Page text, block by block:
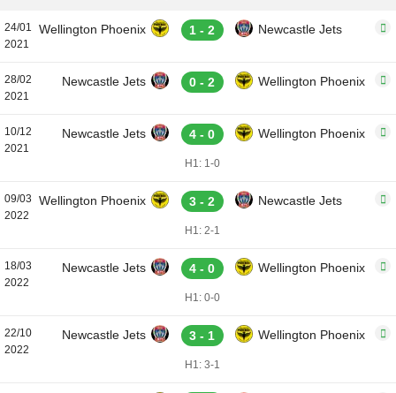
24/01
2021
Wellington Phoenix 1 - 2 Newcastle Jets
28/02
2021
Newcastle Jets 0 - 2 Wellington Phoenix
10/12
2021
Newcastle Jets 4 - 0 Wellington Phoenix
H1: 1-0
09/03
2022
Wellington Phoenix 3 - 2 Newcastle Jets
H1: 2-1
18/03
2022
Newcastle Jets 4 - 0 Wellington Phoenix
H1: 0-0
22/10
2022
Newcastle Jets 3 - 1 Wellington Phoenix
H1: 3-1